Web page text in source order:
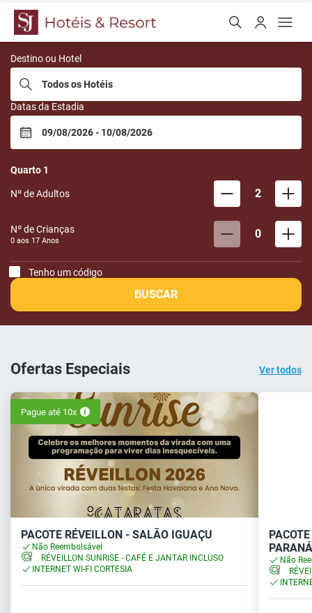
San Juan Hotéis
Destino ou Hotel
Datas da Estadia
Quarto 1
Nº de Adultos 2
Nº de Crianças
0 aos 17 Anos 0
Tenho um código
BUSCAR
Ofertas Especiais Ver todos
Pague até 10x
PACOTE RÉVEILLON - SALÃO IGUAÇU
Não Reembolsável
RÉVEILLON SUNRISE - CAFÉ E JANTAR INCLUSO
INTERNET WI-FI CORTESIA
PARANÁ
Não